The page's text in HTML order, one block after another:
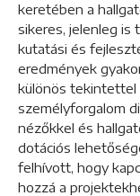
keretében a
sikeres, jelenleg is
kutatási és
eredmények
különös tekintettel
személyforgalom
nézőkkel és
dotációs
felhívott, hogy
hozzá a